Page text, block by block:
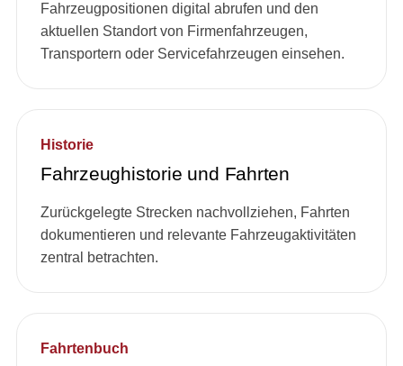
Fahrzeugpositionen digital abrufen und den
aktuellen Standort von Firmenfahrzeugen,
Transportern oder Servicefahrzeugen einsehen.
Historie
Fahrzeughistorie und Fahrten
Zurückgelegte Strecken nachvollziehen, Fahrten
dokumentieren und relevante Fahrzeugaktivitäten
zentral betrachten.
Fahrtenbuch